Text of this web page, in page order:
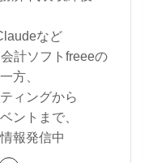
など
計ソフトfreeeの
方、
ィングから
ントまで、
報発信中